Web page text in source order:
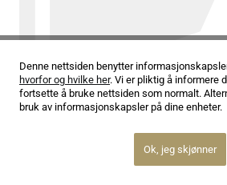
Når hele huset samarbeider!
Denne nettsiden benytter
hvorfor og hvilke her. Vi er pliktig å informere
fortsette å bruke nettsiden som normalt.
bruk av informasjonskapsler på dine enheter.
Ok, jeg skjønner